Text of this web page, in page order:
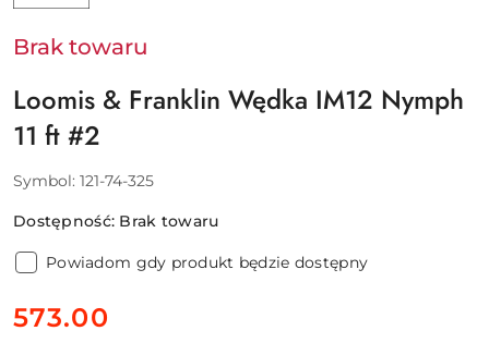
Brak towaru
Loomis & Franklin Wędka IM12 Nymph
11 ft #2
Symbol: 121-74-325
Dostępność: Brak towaru
Powiadom gdy produkt będzie dostępny
cena:
573.00